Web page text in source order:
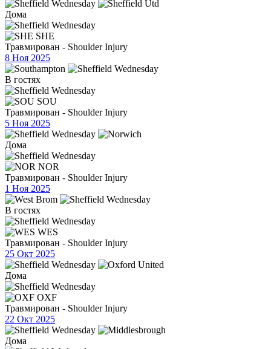
Дома
SHE
Травмирован - Shoulder Injury
8 Ноя 2025
В гостях
SOU
Травмирован - Shoulder Injury
5 Ноя 2025
Дома
NOR
Травмирован - Shoulder Injury
1 Ноя 2025
В гостях
WES
Травмирован - Shoulder Injury
25 Окт 2025
Дома
OXF
Травмирован - Shoulder Injury
22 Окт 2025
Дома